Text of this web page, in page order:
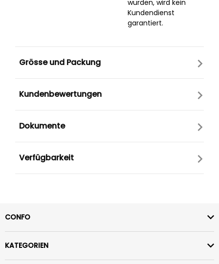
wurden, wird kein
Kundendienst
garantiert.
Grösse und Packung
Kundenbewertungen
Dokumente
Verfügbarkeit
CONFO
KATEGORIEN